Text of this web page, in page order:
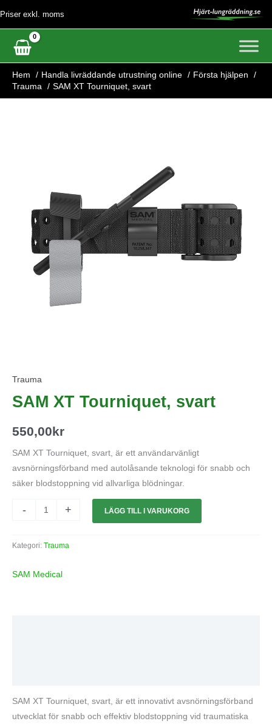
innehåll
Priser exkl. moms
Hem Handla livräddande utrustning online
Första hjälpen
Trauma
SAM XT Tourniquet, svart
Trauma
SAM XT Tourniquet, svart
550,00kr
SAM XT Tourniquet, svart, är ett användarvänligt
avsnörningsförband med autolåsande teknologi för snabb och
säker blodstoppning vid allvarliga blödningar.
- + LÄGG TILL I VARUKORG
Kategori: Trauma
SAM Medical
SAM XT Tourniquet, svart, är ett innovativt avsnörningsförband
utvecklat för snabb och effektiv blodstoppning vid traumatiska